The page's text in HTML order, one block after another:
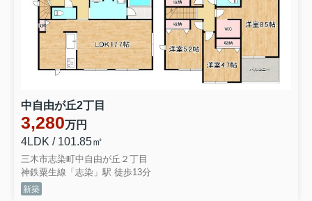
中自由が丘2丁目
3,280万円
4LDK / 101.85㎡
三木市志染町中自由が丘２丁目
神鉄粟生線「志染」駅 徒歩13分
新築